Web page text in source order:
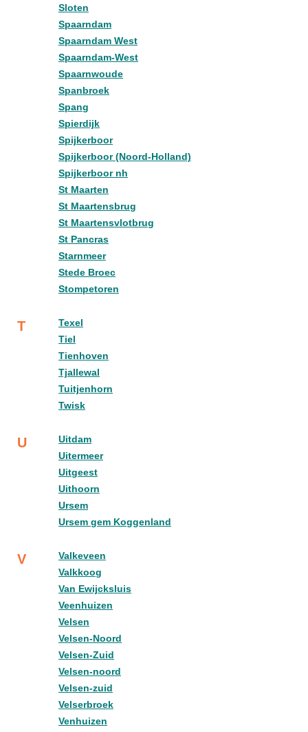
Sloten
Spaarndam
Spaarndam West
Spaarndam-West
Spaarnwoude
Spanbroek
Spang
Spierdijk
Spijkerboor
Spijkerboor (Noord-Holland)
Spijkerboor nh
St Maarten
St Maartensbrug
St Maartensvlotbrug
St Pancras
Starnmeer
Stede Broec
Stompetoren
T
Texel
Tiel
Tienhoven
Tjallewal
Tuitjenhorn
Twisk
U
Uitdam
Uitermeer
Uitgeest
Uithoorn
Ursem
Ursem gem Koggenland
V
Valkeveen
Valkkoog
Van Ewijcksluis
Veenhuizen
Velsen
Velsen-Noord
Velsen-Zuid
Velsen-noord
Velsen-zuid
Velserbroek
Venhuizen